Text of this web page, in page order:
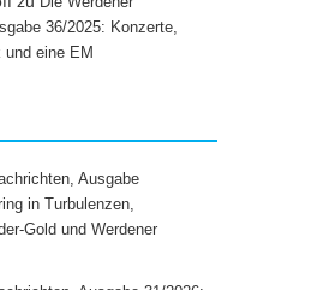
36/2025: Konzerte,
eine EM
Ausgabe
in Turbulenzen,
Gold und Werdener